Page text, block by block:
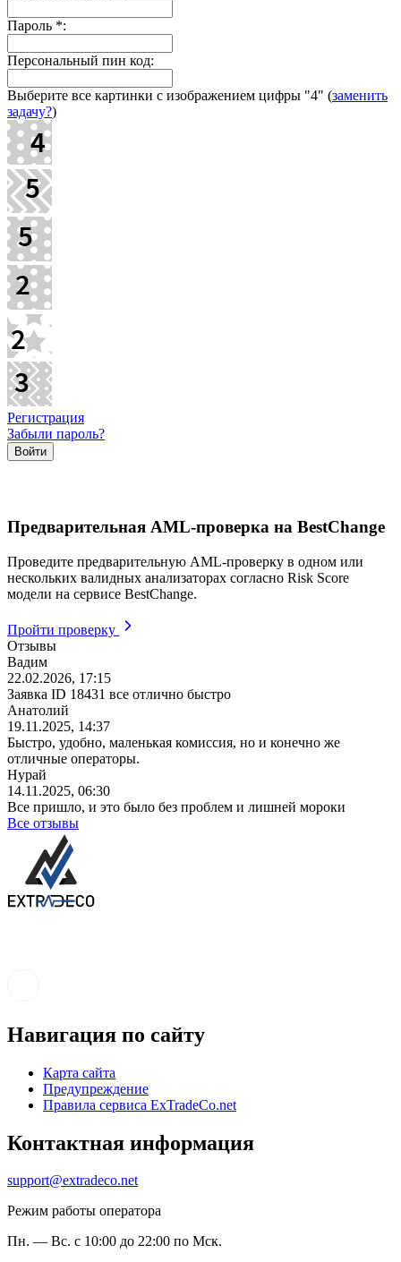
Пароль *:
Персональный пин код:
Выберите все картинки с изображением цифры "4" (заменить
задачу?)
Регистрация
Забыли пароль?
Предварительная AML-проверка на BestChange
Проведите предварительную AML-проверку в одном или
нескольких валидных анализаторах согласно Risk Score
модели на сервисе BestChange.
Пройти проверку
Отзывы
Вадим
22.02.2026, 17:15
Заявка ID 18431 все отлично быстро
Анатолий
19.11.2025, 14:37
Быстро, удобно, маленькая комиссия, но и конечно же
отличные операторы.
Нурай
14.11.2025, 06:30
Все пришло, и это было без проблем и лишней мороки
Все отзывы
Навигация по сайту
Карта сайта
Предупреждение
Правила сервиса ExTradeCo.net
Контактная информация
support@extradeco.net
Режим работы оператора
Пн. — Вс. с 10:00 до 22:00 по Мск.